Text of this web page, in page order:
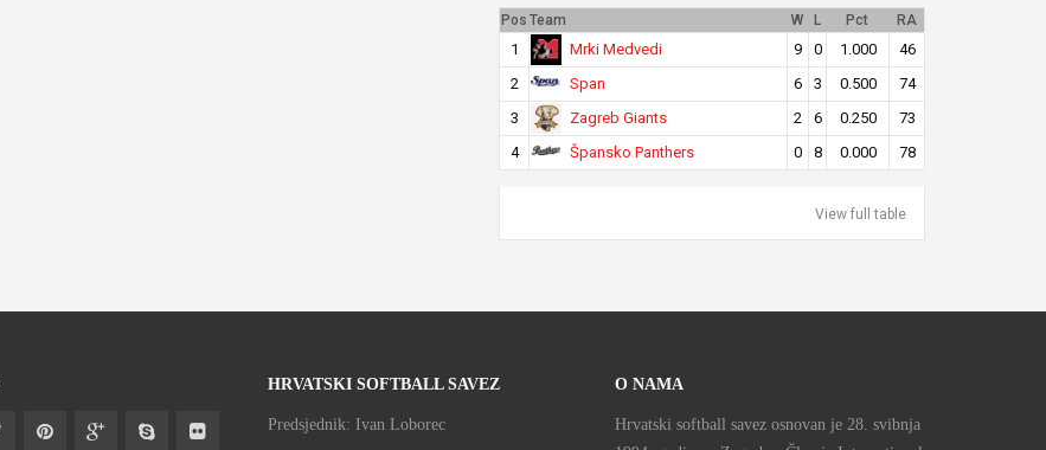
Pos Team W L Pct RA
1 Mrki Medvedi 9 0 1.000
46
2
Span 6 3 0.500
74
3
Zagreb Giants 2 6 0.250
73
4
Špansko Panthers 0 8 0.000 78
View full table
HRVATSKI SOFTBALL SAVEZ
Predsjednik: Ivan Loborec
O NAMA
Hrvatski softball savez osnovan je 28. svibnja